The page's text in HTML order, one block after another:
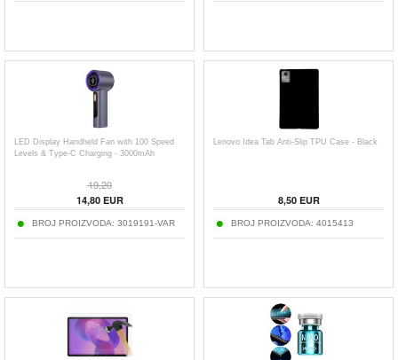
LED Display Handheld Fan with 100 Speed
Levels & Type-C Charging - 3000mAh
19,20
14,80EUR
BROJ PROIZVODA: 3019191-VAR
Lenovo Idea Tab Anti-Slip TPU Case - Black
8,50EUR
BROJ PROIZVODA: 4015413